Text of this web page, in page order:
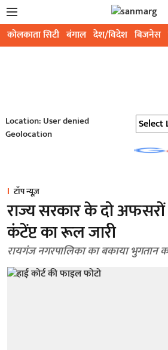
कोलकाता सिटी बंगाल देश/विदेश बिजनेस
Location: User denied
Geolocation
टॉप न्यूज़
राज्य सरकार के दो
कंटेंप्ट का रूल जारी
रायगंज नगरपालिका का बकाया भुगतान